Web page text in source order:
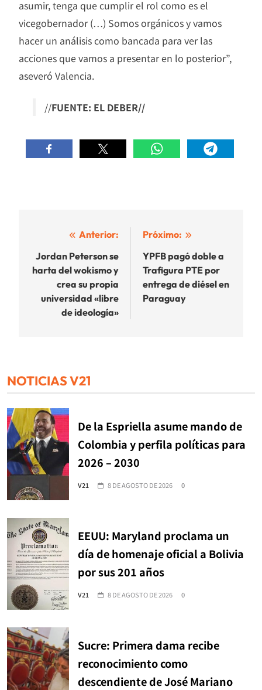
asumir, tenga que cumplir el rol como es el
vicegobernador (…) Somos orgánicos y vamos
hacer un análisis como bancada para ver las
acciones que vamos a presentar en lo posterior”,
aseveró Valencia.
//FUENTE: EL DEBER//
Navegación
de
entradas
Anterior:
Jordan Peterson se
harta del wokismo y
crea su propia
universidad «libre
de ideología»
Próximo:
YPFB pagó doble a
Trafigura PTE por
entrega de diésel en
Paraguay
NOTICIAS V21
De la Espriella asume mando de
Colombia y perfila políticas para
2026 – 2030
V21 8 DE AGOSTO DE 2026 0
EEUU: Maryland proclama un
día de homenaje oficial a Bolivia
por sus 201 años
V21 8 DE AGOSTO DE 2026 0
Sucre: Primera dama recibe
reconocimiento como
descendiente de José Mariano